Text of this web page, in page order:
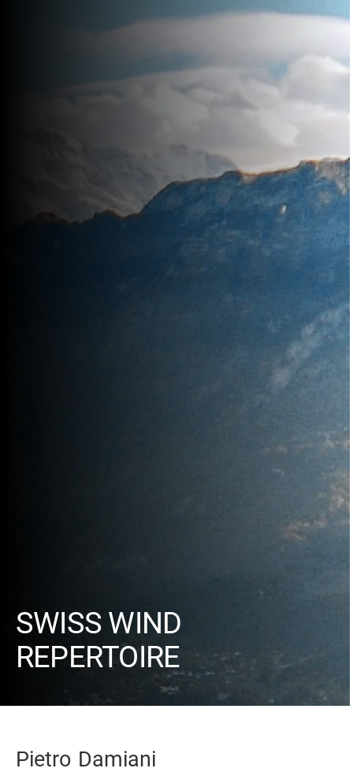
SWISS WIND
REPERTOIRE
Pietro Damiani